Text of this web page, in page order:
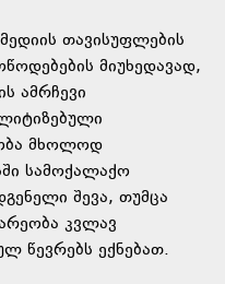
თავისუფლების
მიუხედავად,
ამრჩევი
მხოლოდ
სამოქალაქო
შევა, თუმცა
კვლავ
წევრებს ექნებათ.